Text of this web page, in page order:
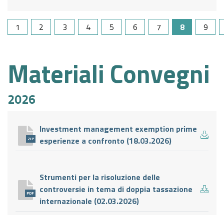
1 2 3 4 5 6 7 8 9
Materiali Convegni
2026
ZIP
Investment management exemption prime
esperienze a confronto (18.03.2026)
PDF
Strumenti per la risoluzione delle
controversie in tema di doppia tassazione
internazionale (02.03.2026)